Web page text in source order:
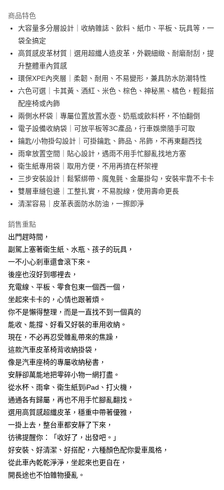
Apple Pay
街口支付
悠遊付
AFTEE先享後付
相關說明
【關於「AFTEE先享後付」】
AFTEE先享後付是「在收到商品之後才付款」的支付方式。 讓您購物簡單
１．簡單：不需註冊會員、不需綁卡、不需儲值。
２．便利：只要手機號碼，簡訊認證，即可結帳。
３．安心：先確認商品／服務後，再付款。
【「AFTEE先享後付」結帳流程】
１．於結帳方式選擇「AFTEE先享後付」後，將跳轉至「AFTEE先享後付」
結帳頁面，進行簡訊認證並確認金額後，即可完成結帳。
２．訂單成立數日內，您將收到繳費通知簡訊。
３．收到繳費通知簡訊後14天內，點擊此簡訊中的連結，可透過四大超商／
※ 請注意：結帳手續完成當下不需立刻繳費，但若您需要取消訂單，請聯絡
後付繳納相關費用。
※ 交易是否成功請以「AFTEE先享後付 」之結帳頁面顯示為準，若有關於
是否繳費成功／繳費後需取消欲退款等相關疑問，請聯繫「AFTEE先享後付
客戶支援中心」https://netprotections.freshdesk.com/support/home
【注意事項】
１．透過由恩沛科技股份有限公司提供之「AFTEE先享後付」服務完成之交
易，需依本服務之必要範圍內提供個人資料，並將交易相關給付款項請求債
權轉讓予恩沛科技股份有限公司。
２．關於個人資料處理事宜，請瀏覽以下網址：
３．未成年的使用者請事先徵得法定代理人或監護人之同意方可使用
「AFTEE先享後付」，若未經同意申辦者引起之損失，本公司不負相關責
任。
４．使用「AFTEE先享後付」時，將依據個別帳號之用戶狀況，依本公司即
時審查核予不同之上限額度；若仍有額度不足之情形，本公司將視審查結果
請求用戶進行身份認證。
恩沛科技股份有限公司將有權停止該用戶之使用額度並採取法律行動。
ATM付款
運送方式
全家取貨付款
每筆NT$60，滿NT$499(含以上)免運費
每筆NT$60，滿NT$499(含以上)免運費
宅配
每筆NT$100，滿NT$799(含以上)免運費
離島宅配
每筆NT$150
商品特色
大容量多分層設計｜收納雜誌、飲料、紙巾、平板、玩具等，一
袋全搞定
高質感皮革材質｜選用超纖人造皮革，外觀細緻、耐磨耐刮，提
升整體車內質感
環保XPE內夾層｜柔韌、耐用、不易變形，兼具防水防潮特性
六色可選｜卡其黃、酒紅、米色、棕色、神秘黑、橘色，輕鬆搭
配座椅或內飾
兩側水杯袋｜專屬位置放置水壺、奶瓶或飲料杯，不怕翻倒
電子設備收納袋｜可放平板等3C產品，行車娛樂隨手可取
鑰匙/小物掛勾設計｜可掛鑰匙、飾品、吊飾，不再東翻西找
雨傘放置空間｜貼心設計，遇雨不用手忙腳亂找地方塞
衛生紙專用袋｜取用方便，不用再擠在杯架裡
三步安裝設計｜鬆緊綁帶、魔鬼氈、金屬掛勾，安裝牢靠不卡卡
雙層車縫包邊｜工整扎實，不易脫線，使用壽命更長
清潔容易｜皮革表面防水防油，一擦即淨
銷售重點
出門趕時間，
副駕上塞著衛生紙、水瓶、孩子的玩具，
一不小心剎車還會滾下來。
後座也沒好到哪裡去，
充電線、平板、零食包東一個西一個，
坐起來卡卡的，心情也跟著煩。
你不是懶得整理，而是一直找不到一個真的
能收、能撐、好看又好裝的車用收納。
現在，不必再忍受雜亂帶來的焦躁，
這款汽車皮革椅背收納掛袋，
像是汽車座椅的專屬收納秘書，
安靜卻萬能地把零碎小物一網打盡。
從水杯、雨傘、衛生紙到iPad、打火機，
通通各有歸屬，再也不用手忙腳亂翻找。
選用高質感超纖皮革，穩重中帶著優雅，
一掛上去，整台車都安靜了下來，
彷彿提醒你：「收好了，出發吧。」
好安裝、好清潔、好搭配，六種顏色配你愛車風格，
從此車內乾乾淨淨，坐起來也更自在，
開長途也不怕雜物擾亂。